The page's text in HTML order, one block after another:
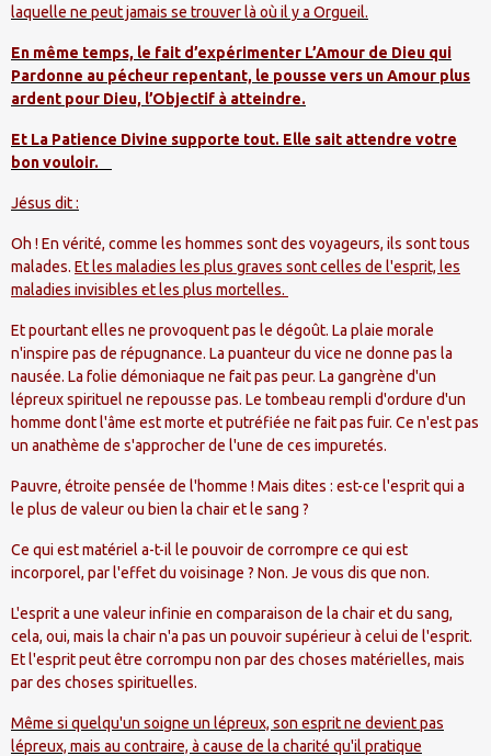
laquelle ne peut jamais se trouver là où il y a Orgueil.
En même temps, le fait d’expérimenter L’Amour de Dieu qui
Pardonne au pécheur repentant, le pousse vers un Amour plus
ardent pour Dieu, l’Objectif à atteindre.
Et La Patience Divine supporte tout. Elle sait attendre votre
bon vouloir.
Jésus dit :
Oh ! En vérité, comme les hommes sont des voyageurs, ils sont tous
malades. Et les maladies les plus graves sont celles de l'esprit, les
maladies invisibles et les plus mortelles.
Et pourtant elles ne provoquent pas le dégoût. La plaie morale
n'inspire pas de répugnance. La puanteur du vice ne donne pas la
nausée. La folie démoniaque ne fait pas peur. La gangrène d'un
lépreux spirituel ne repousse pas. Le tombeau rempli d'ordure d'un
homme dont l'âme est morte et putréfiée ne fait pas fuir. Ce n'est pas
un anathème de s'approcher de l'une de ces impuretés.
Pauvre, étroite pensée de l'homme ! Mais dites : est-ce l'esprit qui a
le plus de valeur ou bien la chair et le sang ?
Ce qui est matériel a-t-il le pouvoir de corrompre ce qui est
incorporel, par l'effet du voisinage ? Non. Je vous dis que non.
L'esprit a une valeur infinie en comparaison de la chair et du sang,
cela, oui, mais la chair n'a pas un pouvoir supérieur à celui de l'esprit.
Et l'esprit peut être corrompu non par des choses matérielles, mais
par des choses spirituelles.
Même si quelqu'un soigne un lépreux, son esprit ne devient pas
lépreux, mais au contraire, à cause de la charité qu'il pratique